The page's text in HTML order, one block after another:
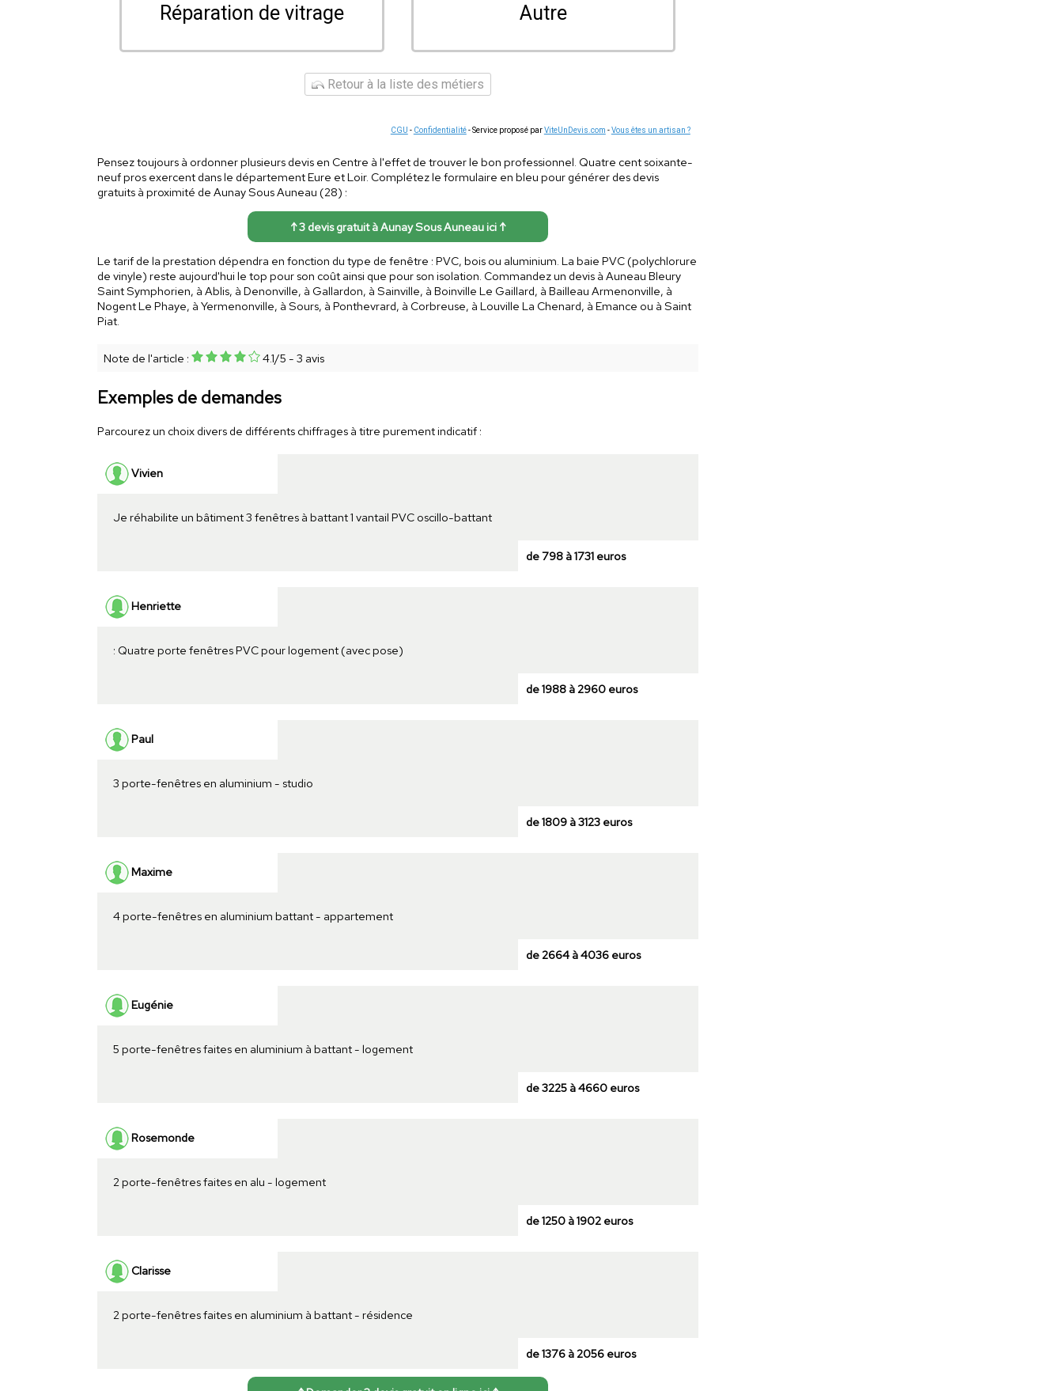
Réparation de vitrage Autre
Retour à la liste des métiers
CGU - Confidentialité- Service proposé parViteUnDevis.com -Vous êtes un artisan ?
Pensez toujours à ordonner plusieurs devis en Centre à l'effet de trouver le bon professionnel. Quatre cent soixante-
neuf pros exercent dans le département Eure et Loir. Complétez le formulaire en bleu pour générer des devis
gratuits à proximité de Aunay Sous Auneau (28) :
↑ 3 devis gratuit à Aunay Sous Auneau ici ↑
Le tarif de la prestation dépendra en fonction du type de fenêtre : PVC, bois ou aluminium. La baie PVC (polychlorure
de vinyle) reste aujourd'hui le top pour son coût ainsi que pour son isolation. Commandez un devis à Auneau Bleury
Saint Symphorien, à Ablis, à Denonville, à Gallardon, à Sainville, à Boinville Le Gaillard, à Bailleau Armenonville, à
Nogent Le Phaye, à Yermenonville, à Sours, à Ponthevrard, à Corbreuse, à Louville La Chenard, à Emance ou à Saint
Piat.
Note de l'article : 4.1/5 - 3 avis
Exemples de demandes
Parcourez un choix divers de différents chiffrages à titre purement indicatif :
Vivien
Je réhabilite un bâtiment 3 fenêtres à battant 1 vantail PVC oscillo-battant
de 798 à 1731 euros
Henriette
: Quatre porte fenêtres PVC pour logement (avec pose)
de 1988 à 2960 euros
Paul
3 porte-fenêtres en aluminium - studio
de 1809 à 3123 euros
Maxime
4 porte-fenêtres en aluminium battant - appartement
de 2664 à 4036 euros
Eugénie
5 porte-fenêtres faites en aluminium à battant - logement
de 3225 à 4660 euros
Rosemonde
2 porte-fenêtres faites en alu - logement
de 1250 à 1902 euros
Clarisse
2 porte-fenêtres faites en aluminium à battant - résidence
de 1376 à 2056 euros